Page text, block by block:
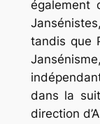
également
tandis que
dans la
direction